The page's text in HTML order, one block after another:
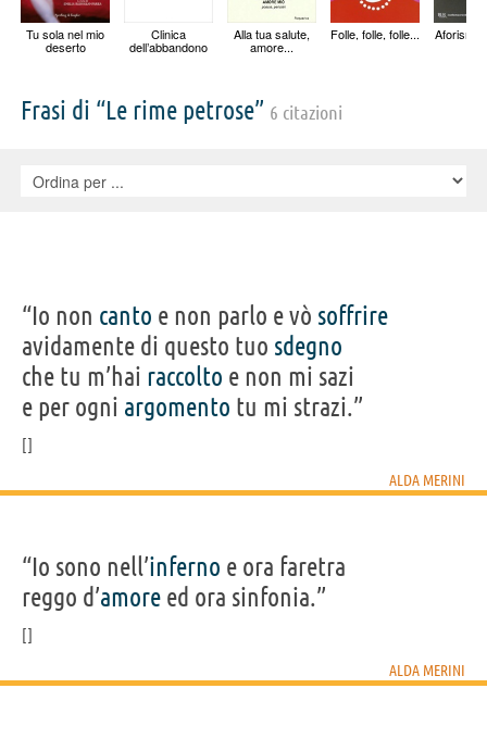
Tu sola nel mio
deserto
Clinica
dell’abbandono
Alla tua salute,
amore...
Folle, folle, folle... Aforismi
Frasi di “Le rime petrose” 6 citazioni
“Io non canto e non parlo e vò soffrire
avidamente di questo tuo sdegno
che tu m’hai raccolto e non mi sazi
e per ogni argomento tu mi strazi.”
ALDA MERINI
“Io sono nell’inferno e ora faretra
reggo d’amore ed ora sinfonia.”
ALDA MERINI